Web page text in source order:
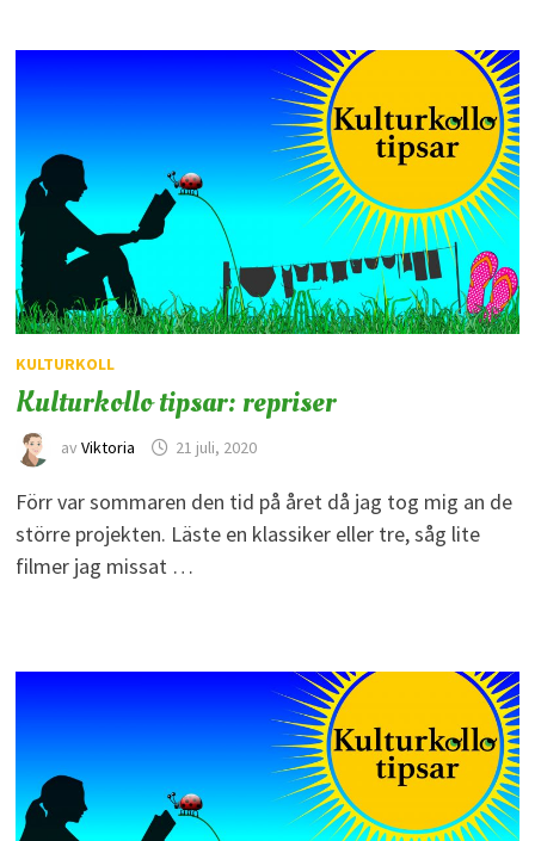
KULTURKOLL
Kulturkollo tipsar: repriser
av Viktoria 21 juli, 2020
Förr var sommaren den tid på året då jag tog mig an de
större projekten. Läste en klassiker eller tre, såg lite
filmer jag missat …